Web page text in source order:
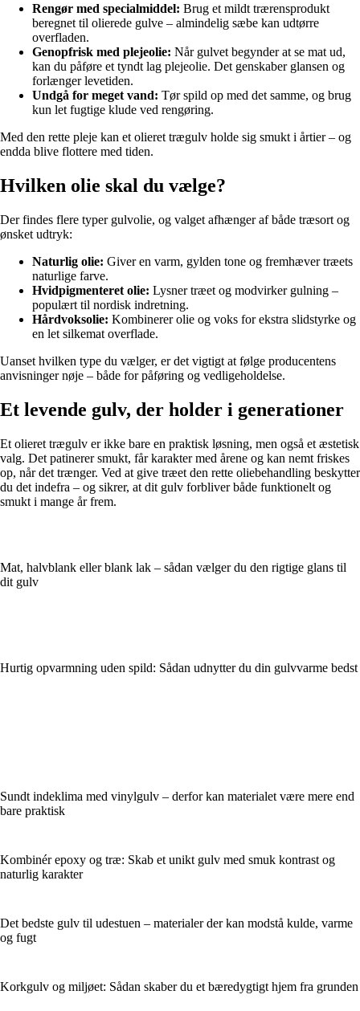
Rengør med specialmiddel: Brug et mildt trærensprodukt
beregnet til olierede gulve – almindelig sæbe kan udtørre
overfladen.
Genopfrisk med plejeolie: Når gulvet begynder at se mat ud,
kan du påføre et tyndt lag plejeolie. Det genskaber glansen og
forlænger levetiden.
Undgå for meget vand: Tør spild op med det samme, og brug
kun let fugtige klude ved rengøring.
Med den rette pleje kan et olieret trægulv holde sig smukt i årtier – og
endda blive flottere med tiden.
Hvilken olie skal du vælge?
Der findes flere typer gulvolie, og valget afhænger af både træsort og
ønsket udtryk:
Naturlig olie: Giver en varm, gylden tone og fremhæver træets
naturlige farve.
Hvidpigmenteret olie: Lysner træet og modvirker gulning –
populært til nordisk indretning.
Hårdvoksolie: Kombinerer olie og voks for ekstra slidstyrke og
en let silkemat overflade.
Uanset hvilken type du vælger, er det vigtigt at følge producentens
anvisninger nøje – både for påføring og vedligeholdelse.
Et levende gulv, der holder i generationer
Et olieret trægulv er ikke bare en praktisk løsning, men også et æstetisk
valg. Det patinerer smukt, får karakter med årene og kan nemt friskes
op, når det trænger. Ved at give træet den rette oliebehandling beskytter
du det indefra – og sikrer, at dit gulv forbliver både funktionelt og
smukt i mange år frem.
Mat, halvblank eller blank lak – sådan vælger du den rigtige glans til
dit gulv
Hurtig opvarmning uden spild: Sådan udnytter du din gulvvarme bedst
Sundt indeklima med vinylgulv – derfor kan materialet være mere end
bare praktisk
Kombinér epoxy og træ: Skab et unikt gulv med smuk kontrast og
naturlig karakter
Det bedste gulv til udestuen – materialer der kan modstå kulde, varme
og fugt
Korkgulv og miljøet: Sådan skaber du et bæredygtigt hjem fra grunden